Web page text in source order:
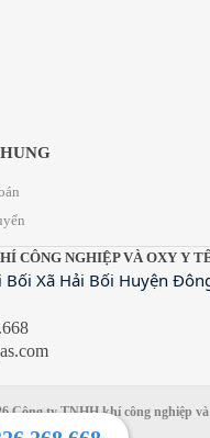
CÔNG NGHIỆP VÀ OXY Y
Bối Xã Hải Bối Huyện
Công ty TNHH khí công nghiệp